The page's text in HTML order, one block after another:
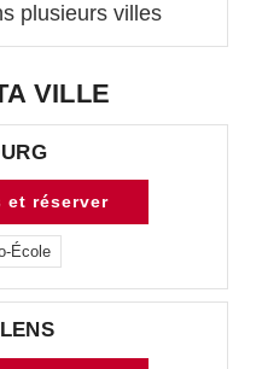
plusieurs villes
VILLE
et réserver
École